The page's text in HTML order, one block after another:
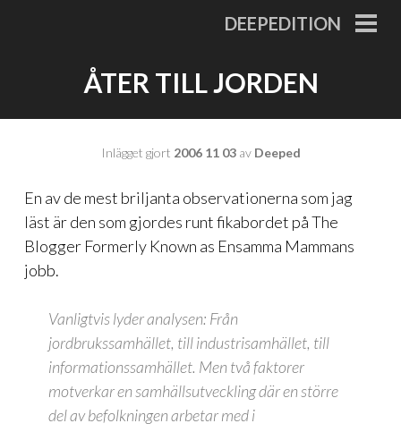
DEEPEDITION
ÅTER TILL JORDEN
Inlägget gjort 2006 11 03av Deeped
En av de mest briljanta observationerna som jag
läst är den som gjordes runt fikabordet på The
Blogger Formerly Known as Ensamma Mammans
jobb.
Vanligtvis lyder analysen: Från
jordbrukssamhället, till industrisamhället, till
informationssamhället. Men två faktorer
motverkar en samhällsutveckling där en större
del av befolkningen arbetar med i